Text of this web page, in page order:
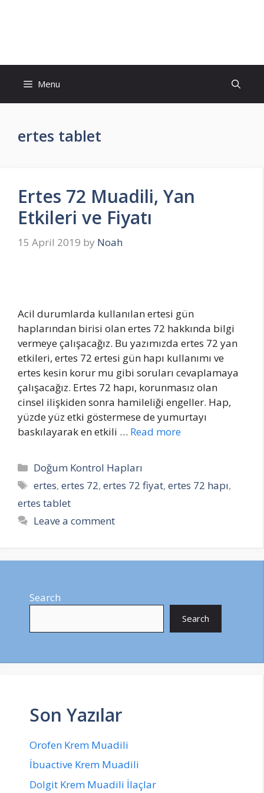
Menu
ertes tablet
Ertes 72 Muadili, Yan
Etkileri ve Fiyatı
15 April 2019 by Noah
Acil durumlarda kullanılan ertesi gün
haplarından birisi olan ertes 72 hakkında bilgi
vermeye çalışacağız. Bu yazımızda ertes 72 yan
etkileri, ertes 72 ertesi gün hapı kullanımı ve
ertes kesin korur mu gibi soruları cevaplamaya
çalışacağız. Ertes 72 hapı, korunmasız olan
cinsel ilişkiden sonra hamileliği engeller. Hap,
yüzde yüz etki göstermese de yumurtayı
baskılayarak en etkili … Read more
Categories
Doğum Kontrol Hapları
Tags
ertes,ertes 72,ertes 72 fiyat,ertes 72 hapı,
ertes tablet
Leave a comment
Search
Search
Son Yazılar
Orofen Krem Muadili
İbuactive Krem Muadili
Dolgit Krem Muadili İlaçlar